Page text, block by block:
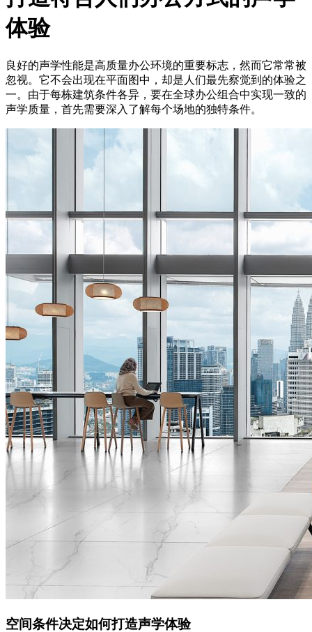
体验
良好的声学性能是高质量办公环境的重要标志，然而它常常被
忽视。它不会出现在平面图中，却是人们最先察觉到的体验之
一。由于每栋建筑条件各异，要在全球办公组合中实现一致的
声学质量，首先需要深入了解每个场地的独特条件。
空间条件决定如何打造声学体验